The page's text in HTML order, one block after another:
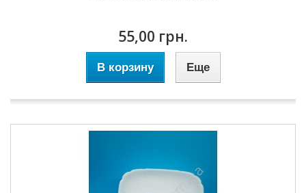
55,00 грн.
В корзину Еще